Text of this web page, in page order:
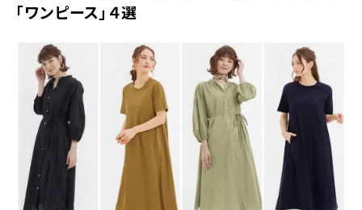
「ワンピース」４選